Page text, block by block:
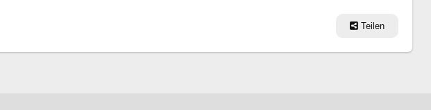
Teilen